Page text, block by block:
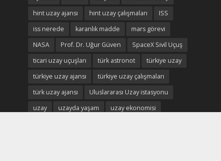
hint uzay ajansı
hint uzay çalışmaları
ISS
iss nerede
karanlık madde
mars görevi
NASA
Prof. Dr. Uğur Güven
SpaceX Sivil Uçuş
ticari uzay uçuşları
türk astronot
türkiye uzay
türkiye uzay ajansı
türkiye uzay çalışmaları
türk uzay ajansı
Uluslararası Uzay istasyonu
uzay
uzayda yaşam
uzay ekonomisi